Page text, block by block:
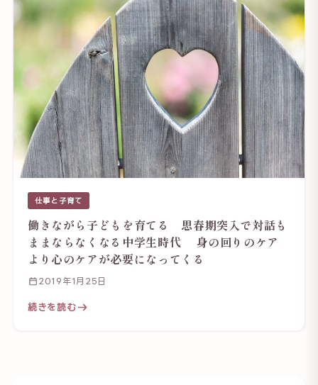
仕事と子育て
働きながら子どもを育てる 思春期突入で対話も
ままならなくなる中学生時代 身の回りのケア
より心のケアが必要になってくる
2019年1月25日
続きを読む